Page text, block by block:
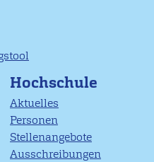
Hochschule
Aktuelles
Personen
Stellenangebote
Ausschreibungen